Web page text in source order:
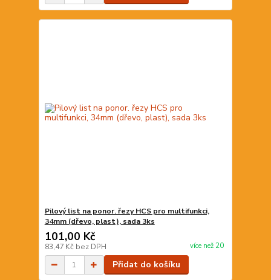
Pilový list na ponor. řezy HCS pro multifunkci,
34mm (dřevo, plast), sada 3ks
101,00 Kč
83,47 Kč bez DPH více než 20
Přidat do košíku